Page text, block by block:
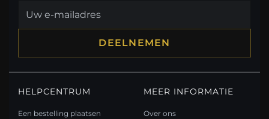
DEELNEMEN
HELPCENTRUM
Een bestelling plaatsen
MEER INFORMATIE
Over ons